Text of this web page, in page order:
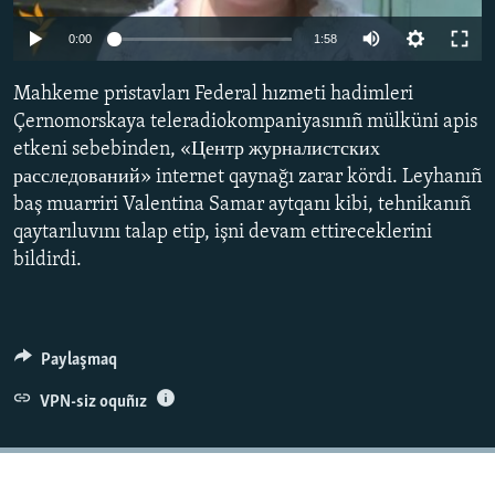
Русский
Українською
QOŞULIÑIZ!
RFE/RS bütün saytları
0:00 1:58
Mahkeme pristavları Federal hızmeti hadimleri
Çernomorskaya teleradiokompaniyasınıñ mülküni apis
etkeni sebebinden, «Центр журналистских
расследований» internet qaynağı zarar kördi. Leyhanıñ
baş muarriri Valentina Samar aytqanı kibi, tehnikanıñ
qaytarıluvını talap etip, işni devam ettireceklerini
bildirdi.
Paylaşmaq
VPN-siz oquñız